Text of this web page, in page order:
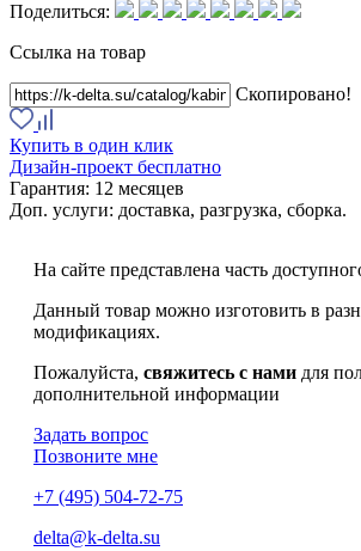
Поделиться:
Ссылка на товар
Скопировано!
Купить в один клик
Дизайн-проект бесплатно
Гарантия: 12 месяцев
Доп. услуги: доставка, разгрузка, сборка.
На сайте представлена часть
Данный товар можно изготовить в
модификациях.
Пожалуйста, свяжитесь с нами для
дополнительной информации
Задать вопрос
Позвоните мне
+7 (495) 504-72-75
delta@k-delta.su